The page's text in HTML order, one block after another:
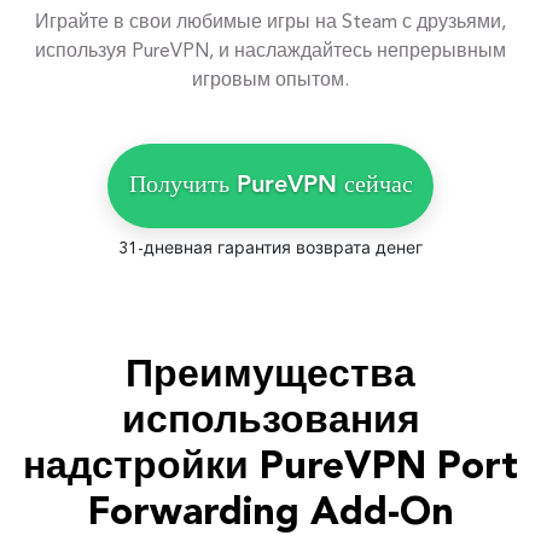
Играйте в свои любимые игры на Steam с друзьями,
используя PureVPN, и наслаждайтесь непрерывным
игровым опытом.
Получить PureVPN сейчас
31-дневная гарантия возврата денег
Преимущества
использования
надстройки PureVPN Port
Forwarding Add-On